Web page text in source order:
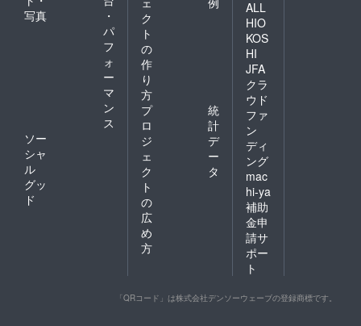
写真
・
パ
フ
ォ
ー
マ
ン
ス
ソー
シャ
ル
グッ
ド
ク
ト
の
作
り
方
プ
ロ
ジ
ェ
ク
ト
の
広
め
方
統
計
デ
ー
タ
ALL
HIO
KOS
HI
JFA
クラ
ウド
ファ
ン
ディ
ング
mac
hi-ya
補助
金申
請サ
ポー
ト
「QRコード」は株式会社デンソーウェーブの登録商標です。